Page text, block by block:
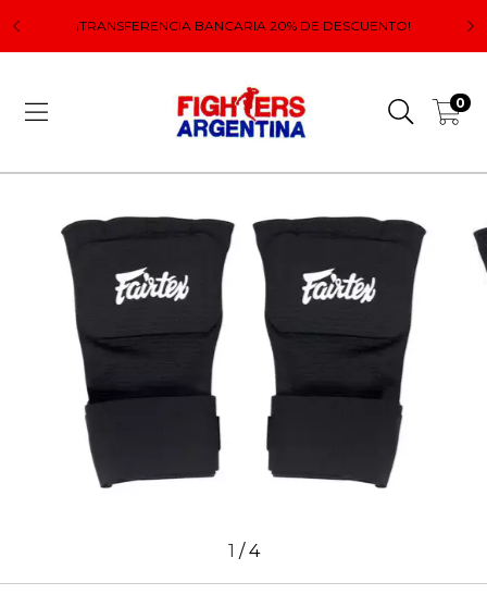
¡TRANSFERENCIA BANCARIA 20% DE DESCUENTO!
0
1 /4